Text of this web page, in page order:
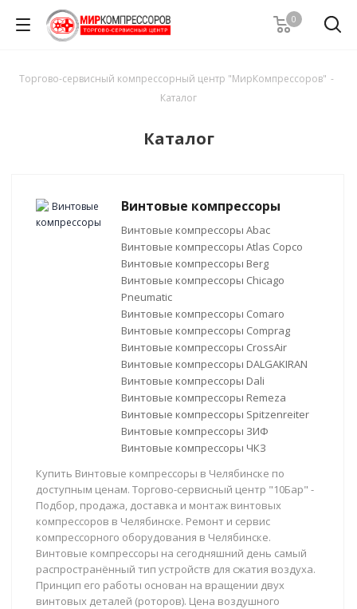
0
Торгово-сервисный компрессорный центр "МирКомпрессоров" -
Каталог
Каталог
Винтовые компрессоры
Винтовые компрессоры Abac
Винтовые компрессоры Atlas Copco
Винтовые компрессоры Berg
Винтовые компрессоры Chicago
Pneumatic
Винтовые компрессоры Comaro
Винтовые компрессоры Comprag
Винтовые компрессоры CrossAir
Винтовые компрессоры DALGAKIRAN
Винтовые компрессоры Dali
Винтовые компрессоры Remeza
Винтовые компрессоры Spitzenreiter
Винтовые компрессоры ЗИФ
Винтовые компрессоры ЧКЗ
Купить Винтовые компрессоры в Челябинске по
доступным ценам. Торгово-сервисный центр "10Бар" -
Подбор, продажа, доставка и монтаж винтовых
компрессоров в Челябинске. Ремонт и сервис
компрессорного оборудования в Челябинске.
Винтовые компрессоры на сегодняшний день самый
распространённый тип устройств для сжатия воздуха.
Принцип его работы основан на вращении двух
винтовых деталей (роторов). Цена воздушного